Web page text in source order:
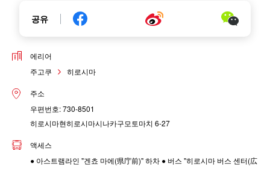
공유
에리어
주고쿠
히로시마
주소
우편번호: 730-8501
히로시마현히로시마시나카구모토마치 6-27
액세스
● 아스트램라인 "겐쵸 마에(県庁前)" 하차 ● 버스 "히로시마 버스 센터(広